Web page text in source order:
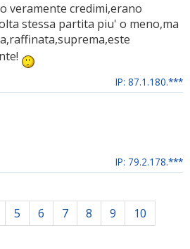
veramente credimi,erano
stessa partita piu' o meno,ma
IP: 87.1.180.***
IP: 79.2.178.***
5 6 7 8 9 10